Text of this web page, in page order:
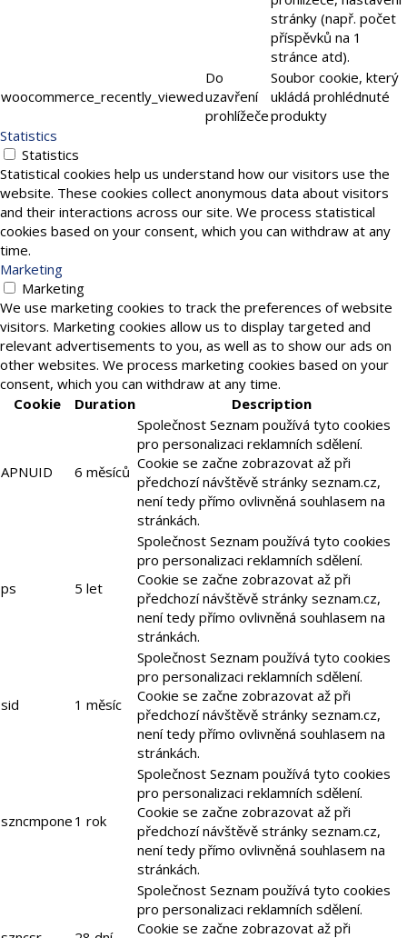
stránky (např. počet
příspěvků na 1
stránce atd).
woocommerce_recently_viewed
Do
uzavření
prohlížeče
Soubor cookie, který
ukládá prohlédnuté
produkty
Statistics
Statistics
Statistical cookies help us understand how our visitors use the
website. These cookies collect anonymous data about visitors
and their interactions across our site. We process statistical
cookies based on your consent, which you can withdraw at any
time.
Marketing
Marketing
We use marketing cookies to track the preferences of website
visitors. Marketing cookies allow us to display targeted and
relevant advertisements to you, as well as to show our ads on
other websites. We process marketing cookies based on your
consent, which you can withdraw at any time.
Cookie
Duration Description
APNUID 6 měsíců
Společnost Seznam používá tyto cookies
pro personalizaci reklamních sdělení.
Cookie se začne zobrazovat až při
předchozí návštěvě stránky seznam.cz,
není tedy přímo ovlivněná souhlasem na
stránkách.
ps 5 let
Společnost Seznam používá tyto cookies
pro personalizaci reklamních sdělení.
Cookie se začne zobrazovat až při
předchozí návštěvě stránky seznam.cz,
není tedy přímo ovlivněná souhlasem na
stránkách.
sid 1 měsíc
Společnost Seznam používá tyto cookies
pro personalizaci reklamních sdělení.
Cookie se začne zobrazovat až při
předchozí návštěvě stránky seznam.cz,
není tedy přímo ovlivněná souhlasem na
stránkách.
szncmpone 1 rok
Společnost Seznam používá tyto cookies
pro personalizaci reklamních sdělení.
Cookie se začne zobrazovat až při
předchozí návštěvě stránky seznam.cz,
není tedy přímo ovlivněná souhlasem na
stránkách.
Společnost Seznam používá tyto cookies
pro personalizaci reklamních sdělení.
Cookie se začne zobrazovat až při